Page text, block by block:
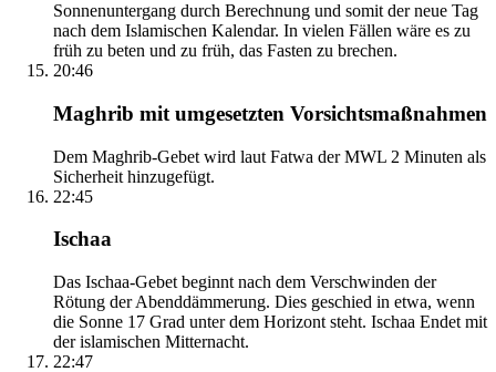
Sonnenuntergang durch Berechnung und somit der neue Tag
nach dem Islamischen Kalendar. In vielen Fällen wäre es zu
früh zu beten und zu früh, das Fasten zu brechen.
20:46
Maghrib mit umgesetzten Vorsichtsmaßnahmen
Dem Maghrib-Gebet wird laut Fatwa der MWL 2 Minuten als
Sicherheit hinzugefügt.
22:45
Ischaa
Das Ischaa-Gebet beginnt nach dem Verschwinden der
Rötung der Abenddämmerung. Dies geschied in etwa, wenn
die Sonne 17 Grad unter dem Horizont steht. Ischaa Endet mit
der islamischen Mitternacht.
22:47